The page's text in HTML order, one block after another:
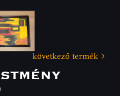
következő termék